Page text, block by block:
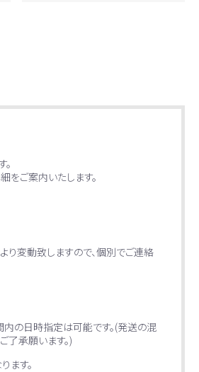
をご案内いたします。
り変動致しますので、個別でご連絡
の日時指定は可能です。(発送の混
承願います。)
ます。